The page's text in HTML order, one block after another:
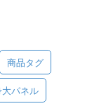
商品タグ
パネル